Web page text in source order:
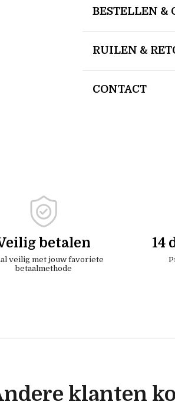
BESTELLEN &
RUILEN &
CONTACT
betalen
veilig met jouw favoriete
betaalmethode
14
klanten